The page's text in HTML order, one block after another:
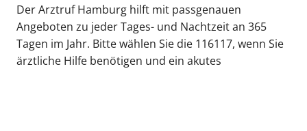
Der Arztruf Hamburg hilft mit passgenauen
Angeboten zu jeder Tages- und Nachtzeit an 365
Tagen im Jahr. Bitte wählen Sie die 116117, wenn Sie
ärztliche Hilfe benötigen und ein akutes